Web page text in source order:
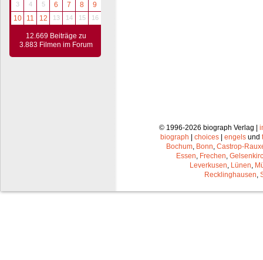
3
4 5 6 7 8
9
10
11 12 13 14 15 16
12.669 Beiträge zu
3.883 Filmen im Forum
© 1996-2026 biograph Verlag |
biograph
choices engels und
Bochum, Bonn, Castrop-
Essen, Frechen,
Leverkusen, Lünen,
Recklinghausen,